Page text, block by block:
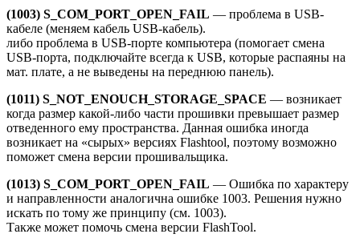
(1003) S_COM_PORT_OPEN_FAIL — проблема в USB-
кабеле (меняем кабель USB-кабель).
либо проблема в USB-порте компьютера (помогает смена
USB-порта, подключайте всегда к USB, которые распаяны на
мат. плате, а не выведены на переднюю панель).
(1011) S_NOT_ENOUCH_STORAGE_SPACE — возникает
когда размер какой-либо части прошивки превышает размер
отведенного ему пространства. Данная ошибка иногда
возникает на «сырых» версиях Flashtool, поэтому возможно
поможет смена версии прошивальщика.
(1013) S_COM_PORT_OPEN_FAIL — Ошибка по характеру
и направленности аналогична ошибке 1003. Решения нужно
искать по тому же принципу (см. 1003).
Также может помочь смена версии FlashTool.